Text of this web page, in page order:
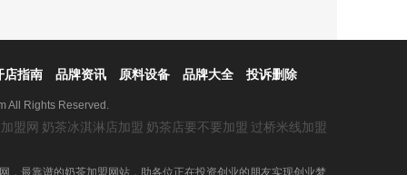
店指南 品牌资讯 原料设备 品牌大全 投诉删除
All Rights Reserved.
盟网 奶茶冰淇淋店加盟 奶茶店要不要加盟 过桥米线加盟
，最靠谱的奶茶加盟网站，助各位正在投资创业的朋友实现创业梦